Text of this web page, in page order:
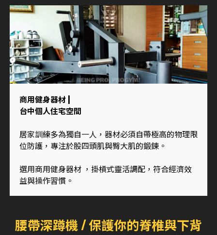
商用健身器材 |
台中個人住宅空間
居家訓練多為獨自一人，器材必須自帶極高的物理限
位防護，專注於股四頭肌與臀大肌的鍛鍊。
選用商用健身器材 ，掛槓式靈活調配，符合經濟效
益與操作習慣。
腰帶深蹲機 / 保護你的脊椎與下背